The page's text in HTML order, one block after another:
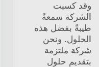
وقد كسبت
الشركة سمعةً
طيبةً بفضل هذه
الحلول. ونحن
شركة ملتزمة
بتقديم حلول